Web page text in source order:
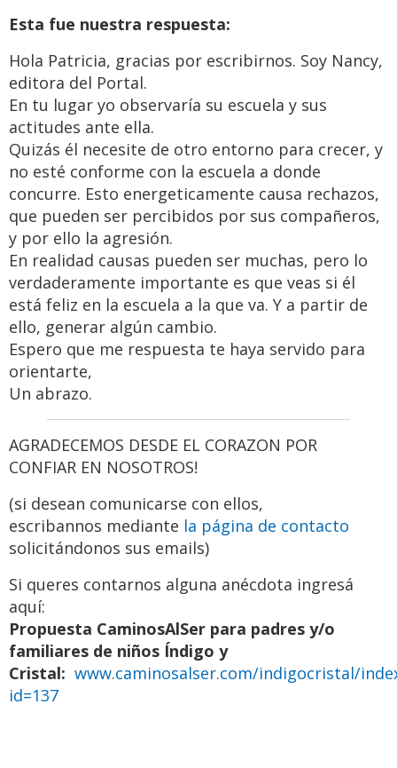
Esta fue nuestra respuesta:
Hola Patricia, gracias por escribirnos. Soy Nancy,
editora del Portal.
En tu lugar yo observaría su escuela y sus
actitudes ante ella.
Quizás él necesite de otro entorno para crecer, y
no esté conforme con la escuela a donde
concurre. Esto energeticamente causa rechazos,
que pueden ser percibidos por sus compañeros,
y por ello la agresión.
En realidad causas pueden ser muchas, pero lo
verdaderamente importante es que veas si él
está feliz en la escuela a la que va. Y a partir de
ello, generar algún cambio.
Espero que me respuesta te haya servido para
orientarte,
Un abrazo.
AGRADECEMOS DESDE EL CORAZON POR
CONFIAR EN NOSOTROS!
(si desean comunicarse con ellos,
escribannos mediante la página de contacto
solicitándonos sus emails)
Si queres contarnos alguna anécdota ingresá
aquí:
Propuesta CaminosAlSer para padres y/o
familiares de niños Índigo y
Cristal: www.caminosalser.com/indigocristal/
id=137